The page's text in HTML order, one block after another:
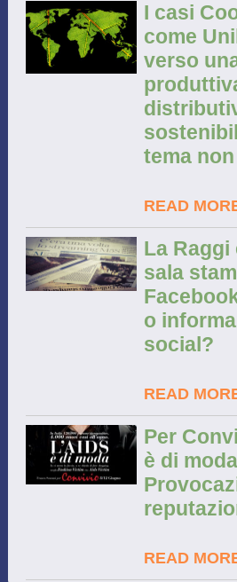
I casi
come
verso
tema
READ
La Raggi
sala
o
social?
READ
Per
è di
READ